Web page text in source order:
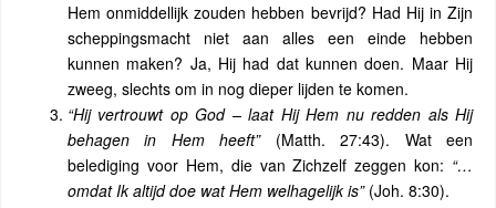
Hem onmiddellijk zouden hebben bevrijd? Had Hij in Zijn
scheppingsmacht niet aan alles een einde hebben
kunnen maken? Ja, Hij had dat kunnen doen. Maar Hij
zweeg, slechts om in nog dieper lijden te komen.
“Hij vertrouwt op God – laat Hij Hem nu redden als Hij
behagen in Hem heeft”(Matth. 27:43). Wat een
belediging voor Hem, die van Zichzelf zeggen kon: “…
omdat Ik altijd doe wat Hem welhagelijk is”(Joh. 8:30).